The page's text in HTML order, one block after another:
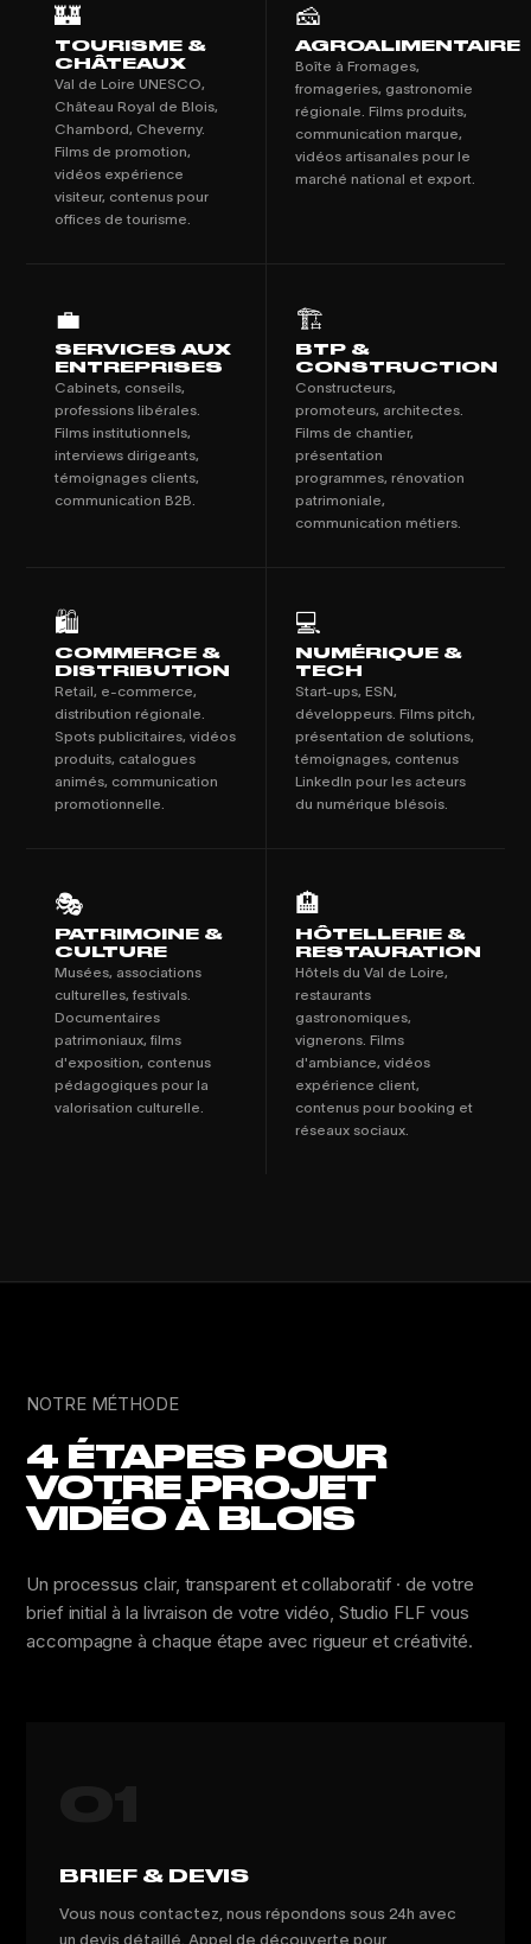
🏰
TOURISME &
CHÂTEAUX
Val de Loire UNESCO,
Château Royal de Blois,
Chambord, Cheverny.
Films de promotion,
vidéos expérience
visiteur, contenus pour
offices de tourisme.
🧀
AGROALIMENTAIRE
Boîte à Fromages,
fromageries, gastronomie
régionale. Films produits,
communication marque,
vidéos artisanales pour le
marché national et export.
💼
SERVICES AUX
ENTREPRISES
Cabinets, conseils,
professions libérales.
Films institutionnels,
interviews dirigeants,
témoignages clients,
communication B2B.
🏗️
BTP &
CONSTRUCTION
Constructeurs,
promoteurs, architectes.
Films de chantier,
présentation
programmes, rénovation
patrimoniale,
communication métiers.
🛍️
COMMERCE &
DISTRIBUTION
Retail, e-commerce,
distribution régionale.
Spots publicitaires, vidéos
produits, catalogues
animés, communication
promotionnelle.
💻
NUMÉRIQUE &
TECH
Start-ups, ESN,
développeurs. Films pitch,
présentation de solutions,
témoignages, contenus
LinkedIn pour les acteurs
du numérique blésois.
🎭
PATRIMOINE &
CULTURE
Musées, associations
culturelles, festivals.
Documentaires
patrimoniaux, films
d'exposition, contenus
pédagogiques pour la
valorisation culturelle.
🏨
HÔTELLERIE &
RESTAURATION
Hôtels du Val de Loire,
restaurants
gastronomiques,
vignerons. Films
d'ambiance, vidéos
expérience client,
contenus pour booking et
réseaux sociaux.
NOTRE MÉTHODE
4 ÉTAPES POUR
VOTRE PROJET
VIDÉO À BLOIS
Un processus clair, transparent et collaboratif · de votre
brief initial à la livraison de votre vidéo, Studio FLF vous
accompagne à chaque étape avec rigueur et créativité.
BRIEF & DEVIS
Vous nous contactez, nous répondons sous 24h avec
un devis détaillé. Appel de découverte pour